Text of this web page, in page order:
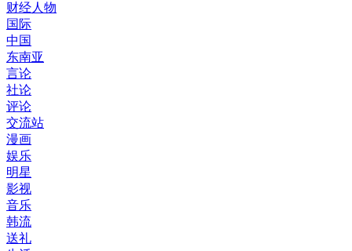
财经人物
国际
中国
东南亚
言论
社论
评论
交流站
漫画
娱乐
明星
影视
音乐
韩流
送礼